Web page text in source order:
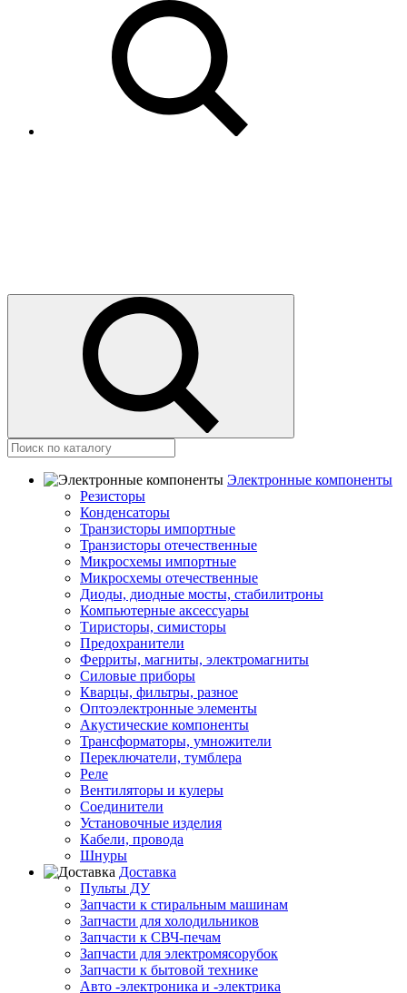
Электронные компоненты
Резисторы
Конденсаторы
Транзисторы импортные
Транзисторы отечественные
Микросхемы импортные
Микросхемы отечественные
Диоды, диодные мосты, стабилитроны
Компьютерные аксессуары
Тиристоры, симисторы
Предохранители
Ферриты, магниты, электромагниты
Силовые приборы
Кварцы, фильтры, разное
Оптоэлектронные элементы
Акустические компоненты
Трансформаторы, умножители
Переключатели, тумблера
Реле
Вентиляторы и кулеры
Соединители
Установочные изделия
Кабели, провода
Шнуры
Доставка
Пульты ДУ
Запчасти к стиральным машинам
Запчасти для холодильников
Запчасти к СВЧ-печам
Запчасти для электромясорубок
Запчасти к бытовой технике
Авто -электроника и -электрика